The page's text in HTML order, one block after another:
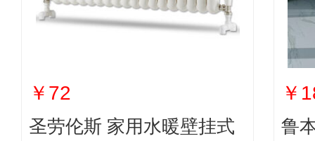
￥72
圣劳伦斯 家用水暖壁挂式
￥
鲁